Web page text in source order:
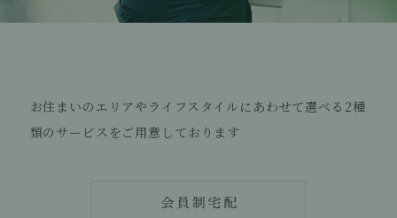
お住まいのエリアやライフスタイルにあわせて選べる 2種
類のサービスをご用意しております